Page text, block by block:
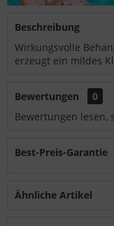
Beschreibung
Wirkungsvolle
erzeugt ein mildes
Bewertungen
0
Bewertungen lesen,
Best-Preis-Garantie
Ähnliche Artikel